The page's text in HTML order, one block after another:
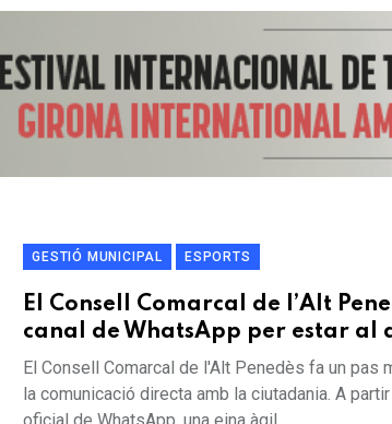
GESTIÓ MUNICIPAL ESPORTS
El Consell Comarcal de l’Alt
canal de WhatsApp per estar al
El Consell Comarcal de l'Alt Penedès fa un pas
la comunicació directa amb la ciutadania. A